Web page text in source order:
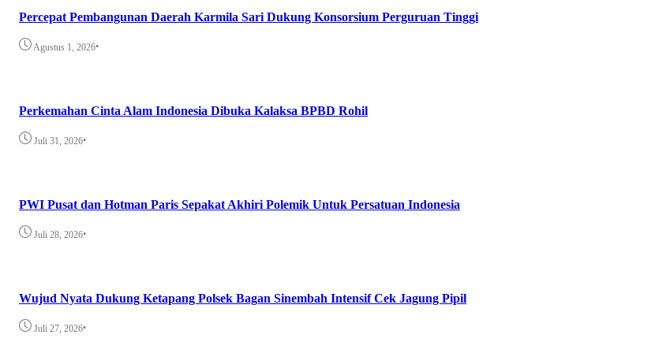
Percepat Pembangunan Daerah Karmila Sari Dukung Konsorsium Perguruan Tinggi
Agustus 1, 2026•
Perkemahan Cinta Alam Indonesia Dibuka Kalaksa BPBD Rohil
Juli 31, 2026•
PWI Pusat dan Hotman Paris Sepakat Akhiri Polemik Untuk Persatuan Indonesia
Juli 28, 2026•
Wujud Nyata Dukung Ketapang Polsek Bagan Sinembah Intensif Cek Jagung Pipil
Juli 27, 2026•